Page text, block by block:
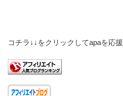
コチラ↓↓をクリックしてapaを応援